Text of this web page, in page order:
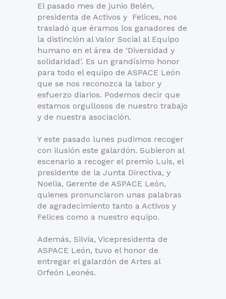
El pasado mes de junio Belén,
presidenta de Activos y Felices, nos
trasladó que éramos los ganadores de
la distinción al Valor Social al Equipo
humano en el área de ‘Diversidad y
solidaridad’. Es un grandísimo honor
para todo el equipo de ASPACE León
que se nos reconozca la labor y
esfuerzo diarios. Podemos decir que
estamos orgullosos de nuestro trabajo
y de nuestra asociación.
Y este pasado lunes pudimos recoger
con ilusión este galardón. Subieron al
escenario a recoger el premio Luis, el
presidente de la Junta Directiva, y
Noelia, Gerente de ASPACE León,
quienes pronunciaron unas palabras
de agradecimiento tanto a Activos y
Felices como a nuestro equipo.
Además, Silvia, Vicepresidenta de
ASPACE León, tuvo el honor de
entregar el galardón de Artes al
Orfeón Leonés.